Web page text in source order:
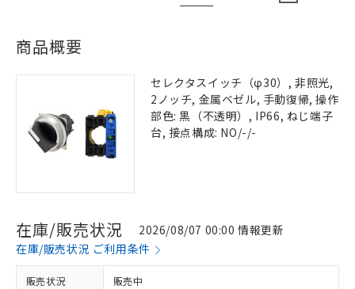
商品概要
セレクタスイッチ（φ30）, 非照光,
2ノッチ, 金属ベゼル, 手動復帰, 操作
部色: 黒（不透明）, IP66, ねじ端子
台, 接点構成: NO/-/-
在庫/販売状況
2026/08/07 00:00 情報更新
在庫/販売状況 ご利用条件
販売状況 販売中